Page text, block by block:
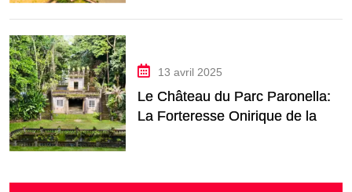
13 avril 2025
Le Château du Parc Paronella:
La Forteresse Onirique de la